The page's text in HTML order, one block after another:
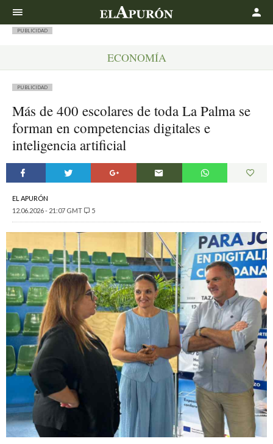
PUBLICIDAD
ECONOMÍA
PUBLICIDAD
Más de 400 escolares de toda La Palma se
forman en competencias digitales e
inteligencia artificial
EL APURÓN
12.06.2026 - 21:07 GMT
5